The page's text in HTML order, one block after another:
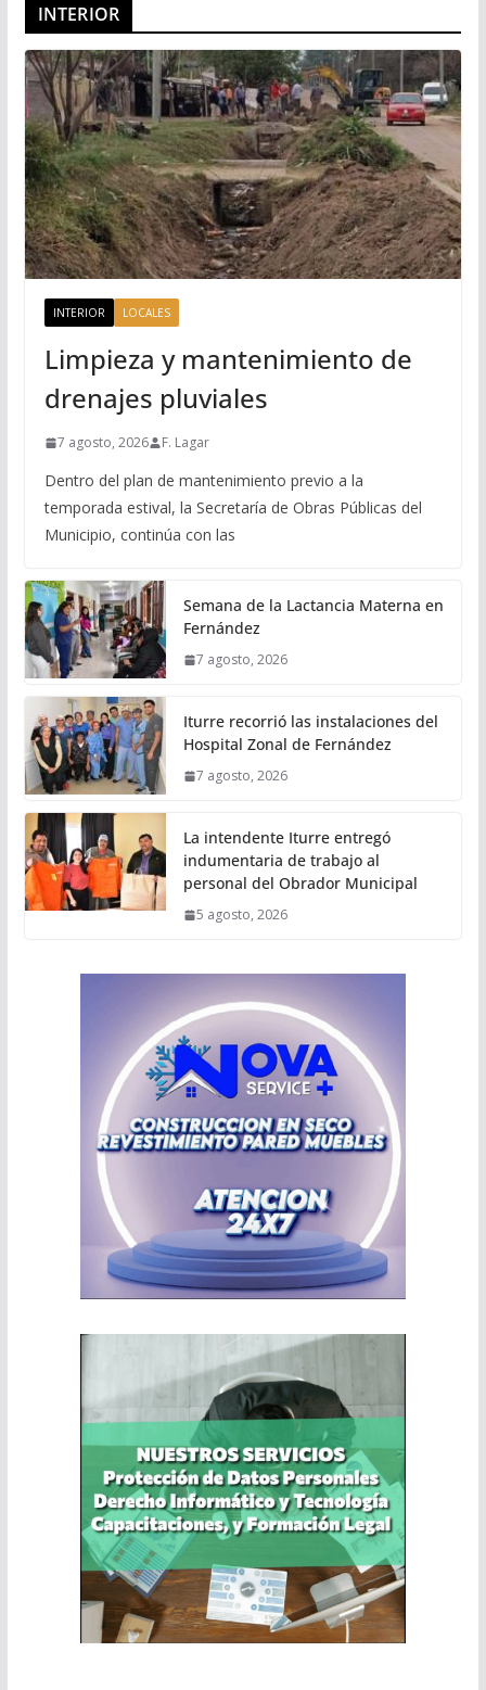
INTERIOR
INTERIOR LOCALES
Limpieza y mantenimiento de
drenajes pluviales
7 agosto, 2026 F. Lagar
Dentro del plan de mantenimiento previo a la
temporada estival, la Secretaría de Obras Públicas del
Municipio, continúa con las
Semana de la Lactancia Materna en
Fernández
7 agosto, 2026
Iturre recorrió las instalaciones del
Hospital Zonal de Fernández
7 agosto, 2026
La intendente Iturre entregó
indumentaria de trabajo al
personal del Obrador Municipal
5 agosto, 2026